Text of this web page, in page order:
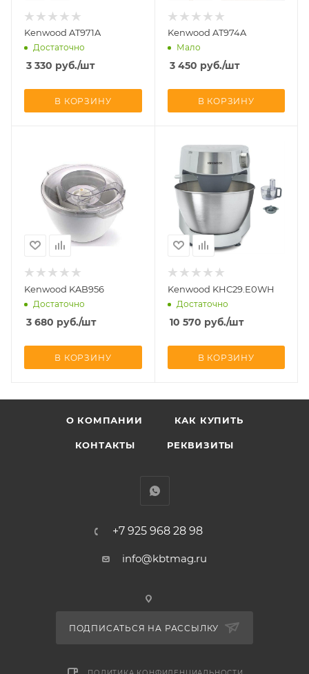
Kenwood AT971A
Достаточно
3 330 руб./шт
В КОРЗИНУ
Kenwood AT974A
Мало
3 450 руб./шт
В КОРЗИНУ
Kenwood KAB956
Достаточно
3 680 руб./шт
В КОРЗИНУ
Kenwood KHC29.E0WH
Достаточно
10 570 руб./шт
В КОРЗИНУ
О КОМПАНИИ КАК КУПИТЬ
КОНТАКТЫ РЕКВИЗИТЫ
+7 925 968 28 98
info@kbtmag.ru
ПОДПИСАТЬСЯ НА РАССЫЛКУ